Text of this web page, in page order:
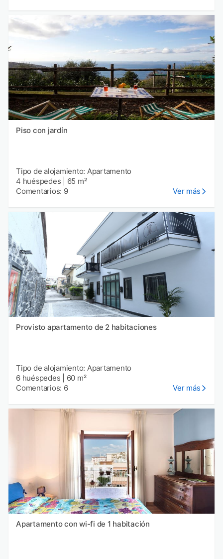
Piso con jardín
Tipo de alojamiento: Apartamento
4 huéspedes
65 m²
Comentarios: 9
Ver más
Provisto apartamento de 2 habitaciones
Tipo de alojamiento: Apartamento
6 huéspedes
60 m²
Comentarios: 6
Ver más
Apartamento con wi-fi de 1 habitación